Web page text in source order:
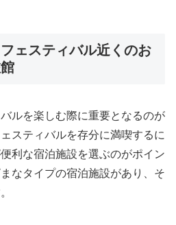
ェスティバル近くのお
ルを楽しむ際に重要となるのが
スティバルを存分に満喫するに
利な宿泊施設を選ぶのがポイン
なタイプの宿泊施設があり、そ